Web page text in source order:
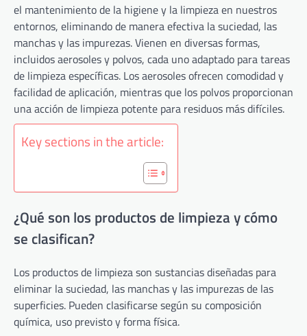
el mantenimiento de la higiene y la limpieza en nuestros
entornos, eliminando de manera efectiva la suciedad, las
manchas y las impurezas. Vienen en diversas formas,
incluidos aerosoles y polvos, cada uno adaptado para tareas
de limpieza específicas. Los aerosoles ofrecen comodidad y
facilidad de aplicación, mientras que los polvos proporcionan
una acción de limpieza potente para residuos más difíciles.
Key sections in the article:
¿Qué son los productos de limpieza y cómo
se clasifican?
Los productos de limpieza son sustancias diseñadas para
eliminar la suciedad, las manchas y las impurezas de las
superficies. Pueden clasificarse según su composición
química, uso previsto y forma física.